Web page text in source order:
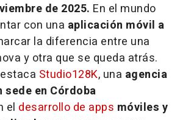
de 2025. En el mundo
con una aplicación móvil a
la diferencia entre una
y otra que se queda atrás.
Studio128K, una agencia
en Córdoba
el desarrollo de apps móviles y